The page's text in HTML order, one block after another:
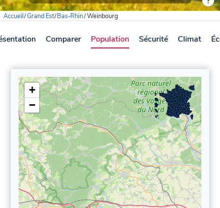
Accueil/Grand Est/Bas-Rhin/Weinbourg
Comparer Population Sécurité Climat
+
−